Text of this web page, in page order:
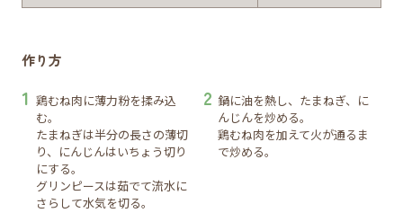
作り方
鶏むね肉に薄力粉を揉み込
む。
たまねぎは半分の長さの薄切
り、にんじんはいちょう切り
にする。
グリンピースは茹でて流水に
さらして水気を切る。
鍋に油を熱し、たまねぎ、に
んじんを炒める。
鶏むね肉を加えて火が通るま
で炒める。